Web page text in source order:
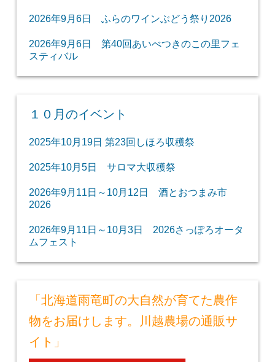
2026年9月6日 ふらのワインぶどう祭り2026
2026年9月6日 第40回あいべつきのこの里フェ
スティバル
１０月のイベント
2025年10月19日 第23回しほろ収穫祭
2025年10月5日 サロマ大収穫祭
2026年9月11日～10月12日 酒とおつまみ市
2026
2026年9月11日～10月3日 2026さっぽろオータ
ムフェスト
「北海道雨竜町の大自然が育てた農作
物をお届けします。川越農場の通販サ
イト」